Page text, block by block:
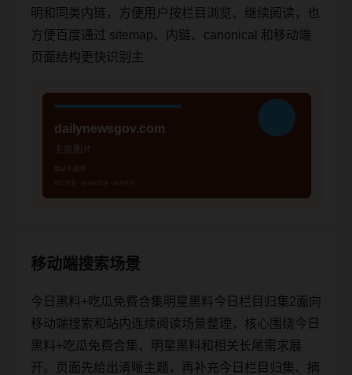
明和同类内链，方便用户按栏目浏览、继续阅读，也
方便百度通过 sitemap、内链、canonical 和移动端
页面结构更快识别主
移动端搜索场景
今日黑料+吃瓜免费合集明星黑料今日栏目归集2面向
移动端搜索和站内连续阅读场景整理，核心围绕今日
黑料+吃瓜免费合集、明星黑料和相关长尾需求展
开。页面先给出清晰主题，再补充今日栏目归集、摘